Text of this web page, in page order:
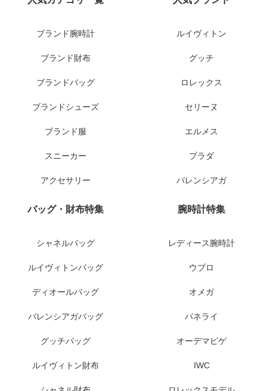
ブランド腕時計
ブランド財布
ブランドバッグ
ブランドシューズ
ブランド服
スニーカー
アクセサリー
ルイヴィトン
グッチ
ロレックス
セリーヌ
エルメス
プラダ
バレンシアガ
バッグ・財布特集
シャネルバッグ
ルイヴィトンバッグ
ディオールバッグ
バレンシアガバッグ
グッチバッグ
ルイヴィトン財布
腕時計特集
レディース腕時計
ウブロ
オメガ
パネライ
オーデマピゲ
IWC